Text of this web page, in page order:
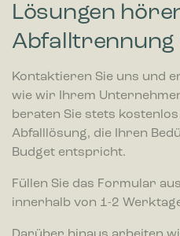
Lösungen
Abfalltrennung
Kontaktieren Sie uns und
wie wir Ihrem
beraten Sie stets
Abfalllösung, die Ihren
Budget entspricht.
Füllen Sie das Formular
innerhalb von 1-2